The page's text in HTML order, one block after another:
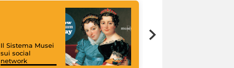
Il Sistema Musei
sui social
network